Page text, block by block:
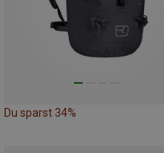
Du sparst 34%